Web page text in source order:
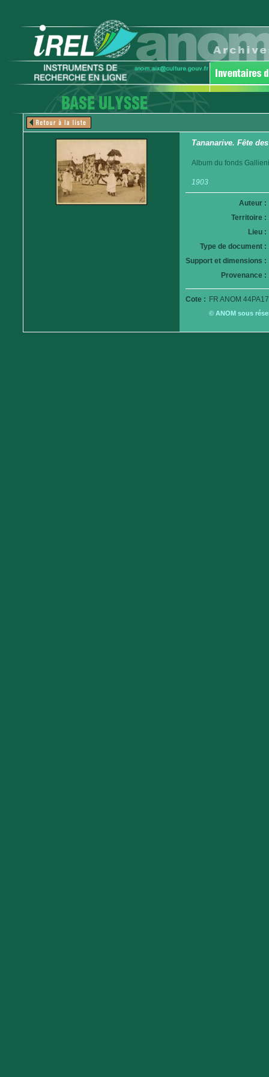
Tananarive. Fête
Album du fonds
1903
Auteur :
Territoire :
Lieu :
Type de document :
Support et dimensions :
Provenance :
Cote : FR ANOM
© ANOM sous